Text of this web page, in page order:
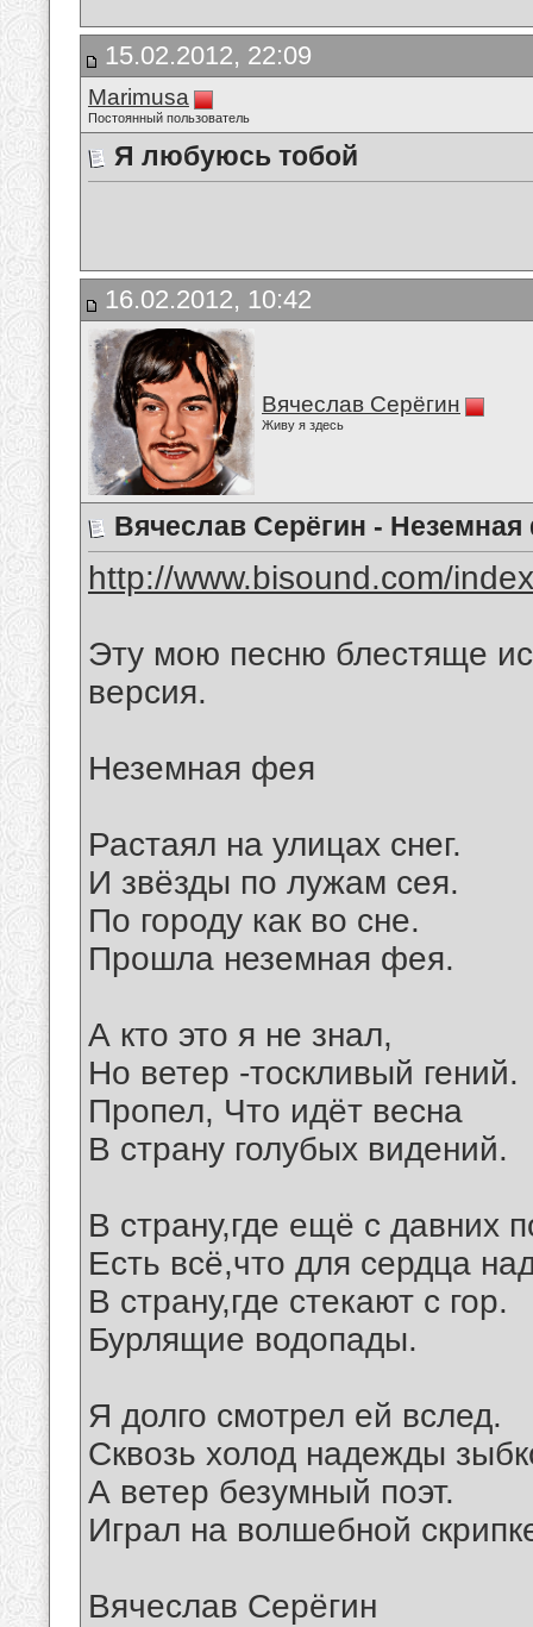
15.02.2012, 22:09
Marimusa
Постоянный пользователь
Я любуюсь тобой
16.02.2012, 10:42
Вячеслав Серёгин
Живу я здесь
Вячеслав Серёгин -
http://www.bisound.com/
Эту мою песню блестяще
версия.
Неземная фея
Растаял на улицах снег.
И звёзды по лужам сея.
По городу как во сне.
Прошла неземная фея.
А кто это я не знал,
Но ветер -тоскливый гений.
Пропел, Что идёт весна
В страну голубых видений.
В страну,где ещё с давних
Есть всё,что для сердца
В страну,где стекают с гор.
Бурлящие водопады.
Я долго смотрел ей вслед.
Сквозь холод надежды
А ветер безумный поэт.
Играл на волшебной
Вячеслав Серёгин